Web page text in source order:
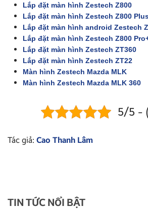
Lắp đặt màn hình Zestech Z800
Lắp đặt màn hình Zestech Z800
Lắp đặt màn hình android Zestech
Lắp đặt màn hình Zestech Z800
Lắp đặt màn hình Zestech ZT360
Lắp đặt màn hình Zestech ZT22
Màn hình Zestech Mazda MLK
Màn hình Zestech Mazda MLK 360
5/5 -
Tác giả: Cao Thanh Lâm
TIN TỨC NỔI BẬT